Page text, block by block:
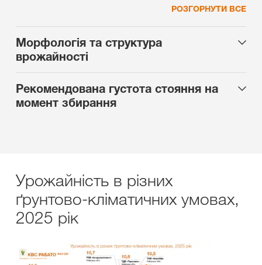
РОЗГОРНУТИ ВСЕ
Морфологія та структура
врожайності
Рекомендована густота стояння на
момент збирання
Урожайність в різних
ґрунтово-кліматичних умовах,
2025 рік